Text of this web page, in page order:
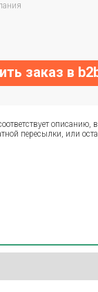
заказ в
описанию,
пересылки, или